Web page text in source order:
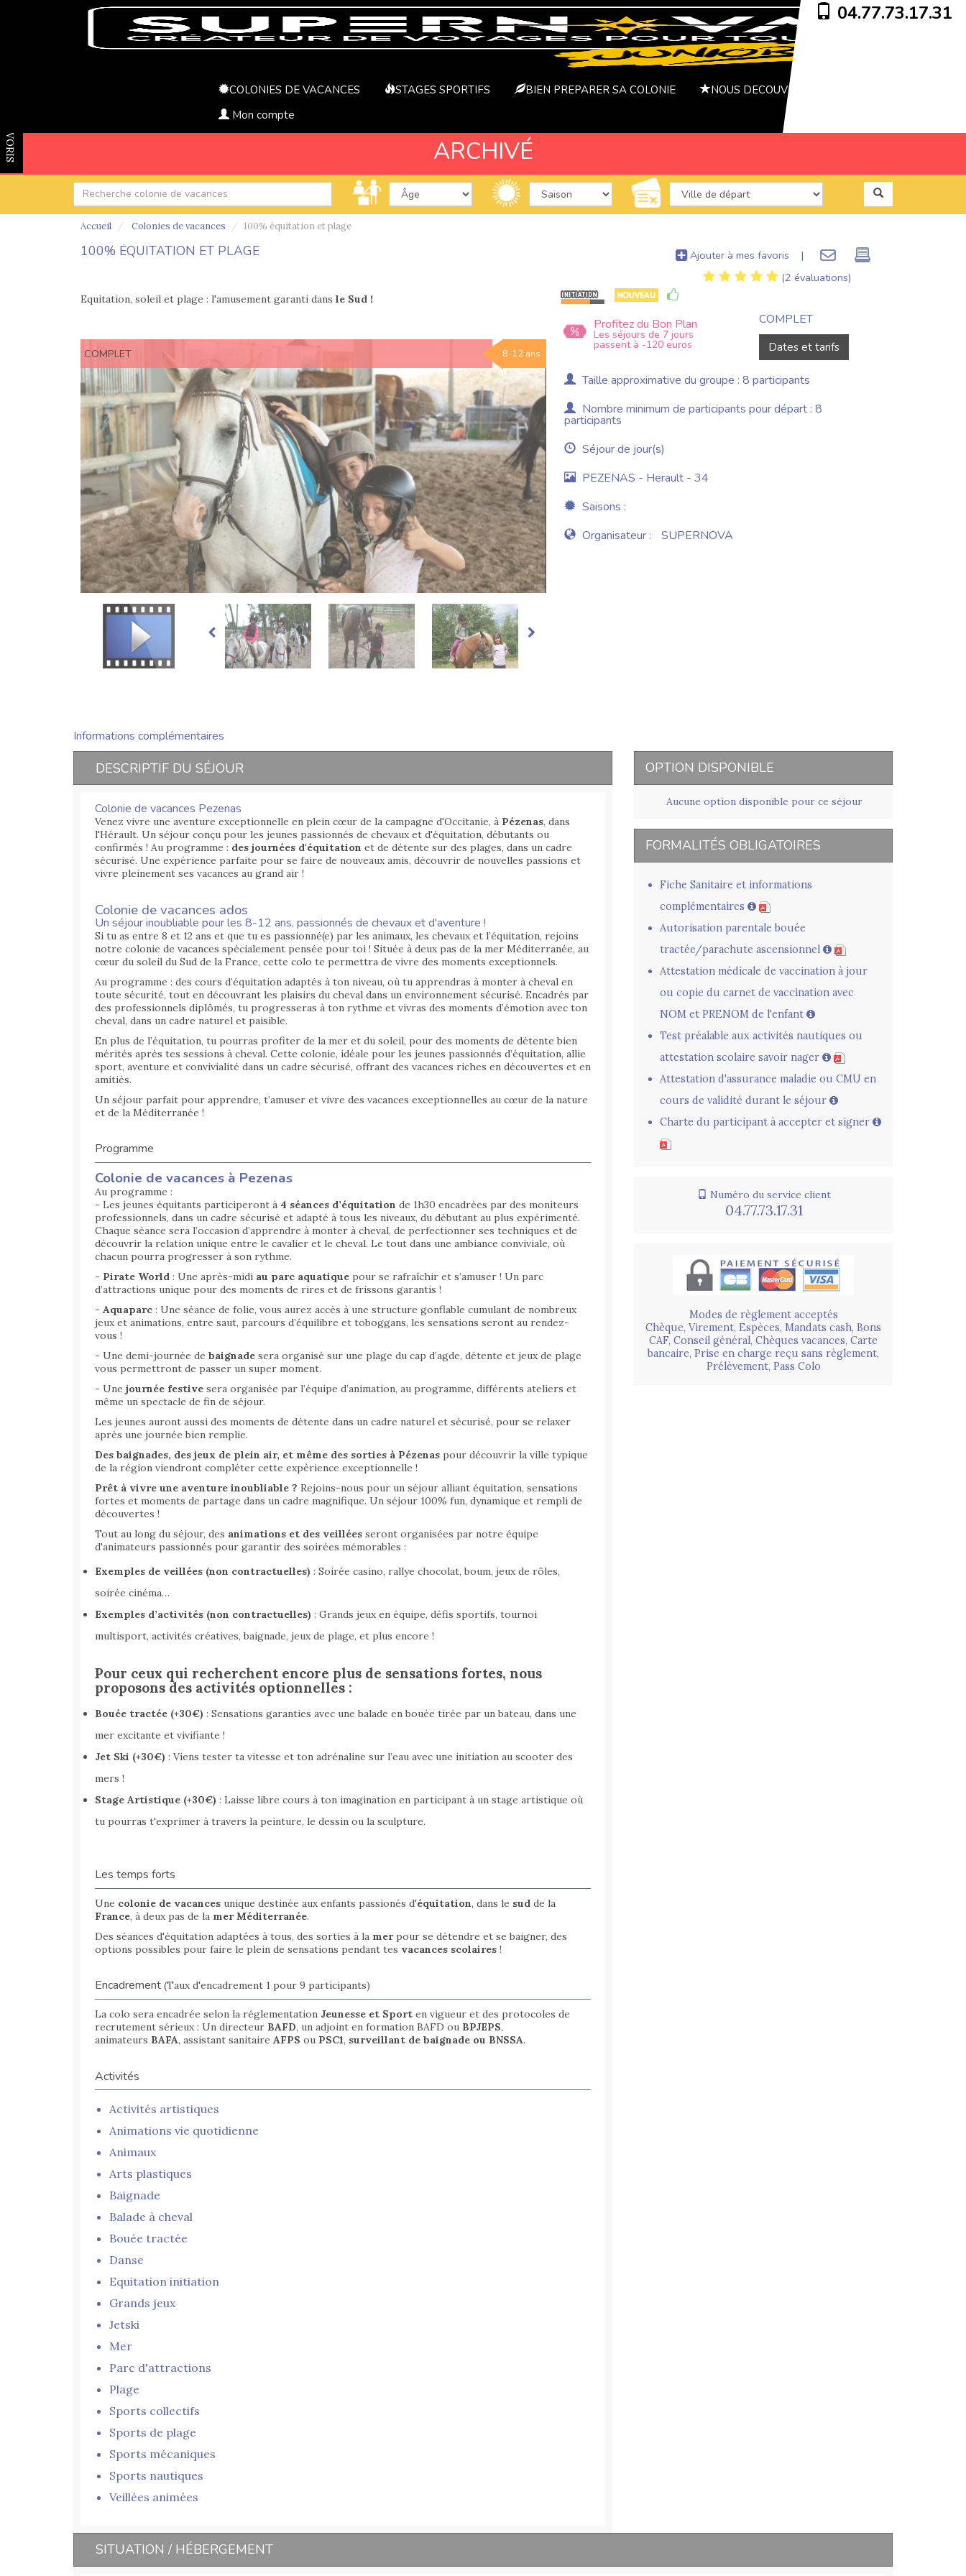
04.77.73.17.31
COLONIES DE VACANCES STAGES SPORTIFS BIEN PREPARER SA COLONIE
NOUS DECOUVRIR
Mon compte
FAVORIS ARCHIVÉ
Accueil Colonies de vacances 100% équitation et plage
100% ÉQUITATION ET PLAGE Ajouter à mes favoris |
(2 évaluations)
Equitation, soleil et plage : l'amusement garanti dans le Sud !
COMPLET 8-12 ans
Profitez du Bon Plan
Les séjours de 7 jours
passent à -120 euros
COMPLET
Dates et tarifs
Taille approximative du groupe : 8 participants
Nombre minimum de participants pour départ : 8
participants
Séjour de jour(s)
PEZENAS - Herault - 34
Saisons :
Organisateur :
SUPERNOVA
Informations complémentaires
DESCRIPTIF DU SÉJOUR
Colonie de vacances Pezenas
Venez vivre une aventure exceptionnelle en plein cœur de la campagne d'Occitanie, à Pézenas, dans
l'Hérault. Un séjour conçu pour les jeunes passionnés de chevaux et d'équitation, débutants ou
confirmés ! Au programme : des journées d'équitation et de détente sur des plages, dans un cadre
sécurisé. Une expérience parfaite pour se faire de nouveaux amis, découvrir de nouvelles passions et
vivre pleinement ses vacances au grand air !
Colonie de vacances ados
Un séjour inoubliable pour les 8-12 ans, passionnés de chevaux et d'aventure !
Si tu as entre 8 et 12 ans et que tu es passionné(e) par les animaux, les chevaux et l’équitation, rejoins
notre colonie de vacances spécialement pensée pour toi ! Située à deux pas de la mer Méditerranée, au
cœur du soleil du Sud de la France, cette colo te permettra de vivre des moments exceptionnels.
Au programme : des cours d’équitation adaptés à ton niveau, où tu apprendras à monter à cheval en
toute sécurité, tout en découvrant les plaisirs du cheval dans un environnement sécurisé. Encadrés par
des professionnels diplômés, tu progresseras à ton rythme et vivras des moments d’émotion avec ton
cheval, dans un cadre naturel et paisible.
En plus de l’équitation, tu pourras profiter de la mer et du soleil, pour des moments de détente bien
mérités après tes sessions à cheval. Cette colonie, idéale pour les jeunes passionnés d’équitation, allie
sport, aventure et convivialité dans un cadre sécurisé, offrant des vacances riches en découvertes et en
amitiés.
Un séjour parfait pour apprendre, t’amuser et vivre des vacances exceptionnelles au cœur de la nature
et de la Méditerranée !
Programme
Colonie de vacances à Pezenas
Au programme :
- Les jeunes équitants participeront à 4 séances d’équitation de 1h30 encadrées par des moniteurs
professionnels, dans un cadre sécurisé et adapté à tous les niveaux, du débutant au plus expérimenté.
Chaque séance sera l’occasion d’apprendre à monter à cheval, de perfectionner ses techniques et de
découvrir la relation unique entre le cavalier et le cheval. Le tout dans une ambiance conviviale, où
chacun pourra progresser à son rythme.
- Pirate World : Une après-midi au parc aquatique pour se rafraîchir et s’amuser ! Un parc
d’attractions unique pour des moments de rires et de frissons garantis !
- Aquaparc : Une séance de folie, vous aurez accès à une structure gonflable cumulant de nombreux
jeux et animations, entre saut, parcours d’équilibre et toboggans, les sensations seront au rendez-
vous !
- Une demi-journée de baignade sera organisé sur une plage du cap d’agde, détente et jeux de plage
vous permettront de passer un super moment.
- Une journée festive sera organisée par l’équipe d’animation, au programme, différents ateliers et
même un spectacle de fin de séjour.
Les jeunes auront aussi des moments de détente dans un cadre naturel et sécurisé, pour se relaxer
après une journée bien remplie.
Des baignades, des jeux de plein air, et même des sorties à Pézenas pour découvrir la ville typique
de la région viendront compléter cette expérience exceptionnelle !
Prêt à vivre une aventure inoubliable ? Rejoins-nous pour un séjour alliant équitation, sensations
fortes et moments de partage dans un cadre magnifique. Un séjour 100% fun, dynamique et rempli de
découvertes !
Tout au long du séjour, des animations et des veillées seront organisées par notre équipe
d'animateurs passionnés pour garantir des soirées mémorables :
Exemples de veillées (non contractuelles) : Soirée casino, rallye chocolat, boum, jeux de rôles,
soirée cinéma…
Exemples d’activités (non contractuelles) : Grands jeux en équipe, défis sportifs, tournoi
multisport, activités créatives, baignade, jeux de plage, et plus encore !
Pour ceux qui recherchent encore plus de sensations fortes, nous
proposons des activités optionnelles :
Bouée tractée (+30€) : Sensations garanties avec une balade en bouée tirée par un bateau, dans une
mer excitante et vivifiante !
Jet Ski (+30€) : Viens tester ta vitesse et ton adrénaline sur l’eau avec une initiation au scooter des
mers !
Stage Artistique (+30€) : Laisse libre cours à ton imagination en participant à un stage artistique où
tu pourras t'exprimer à travers la peinture, le dessin ou la sculpture.
Les temps forts
Une colonie de vacances unique destinée aux enfants passionés d'équitation, dans le sud de la
France, à deux pas de la mer Méditerranée.
Des séances d'équitation adaptées à tous, des sorties à la merpour se détendre et se baigner, des
options possibles pour faire le plein de sensations pendant tes vacances scolaires !
Encadrement (Taux d'encadrement 1 pour 9 participants)
La colo sera encadrée selon la réglementation Jeunesse et Sport en vigueur et des protocoles de
recrutement sérieux : Un directeur BAFD, un adjoint en formation BAFD ou BPJEPS,
animateurs BAFA, assistant sanitaire AFPS ou PSC1, surveillant de baignade ou BNSSA.
Activités
Activités artistiques
Animations vie quotidienne
Animaux
Arts plastiques
Baignade
Balade à cheval
Bouée tractée
Danse
Equitation initiation
Grands jeux
Jetski
Mer
Parc d'attractions
Plage
Sports collectifs
Sports de plage
Sports mécaniques
Sports nautiques
Veillées animées
OPTION DISPONIBLE
Aucune option disponible pour ce séjour
FORMALITÉS OBLIGATOIRES
Fiche Sanitaire et informations
complémentaires
Autorisation parentale bouée
tractée/parachute ascensionnel
Attestation médicale de vaccination à jour
ou copie du carnet de vaccination avec
NOM et PRENOM de l'enfant
Test préalable aux activités nautiques ou
attestation scolaire savoir nager
Attestation d'assurance maladie ou CMU en
cours de validité durant le séjour
Charte du participant à accepter et signer
Numéro du service client
04.77.73.17.31
Modes de règlement acceptés
Chèque, Virement, Espèces, Mandats cash, Bons
CAF, Conseil général, Chèques vacances, Carte
bancaire, Prise en charge reçu sans règlement,
Prélèvement, Pass Colo
SITUATION / HÉBERGEMENT